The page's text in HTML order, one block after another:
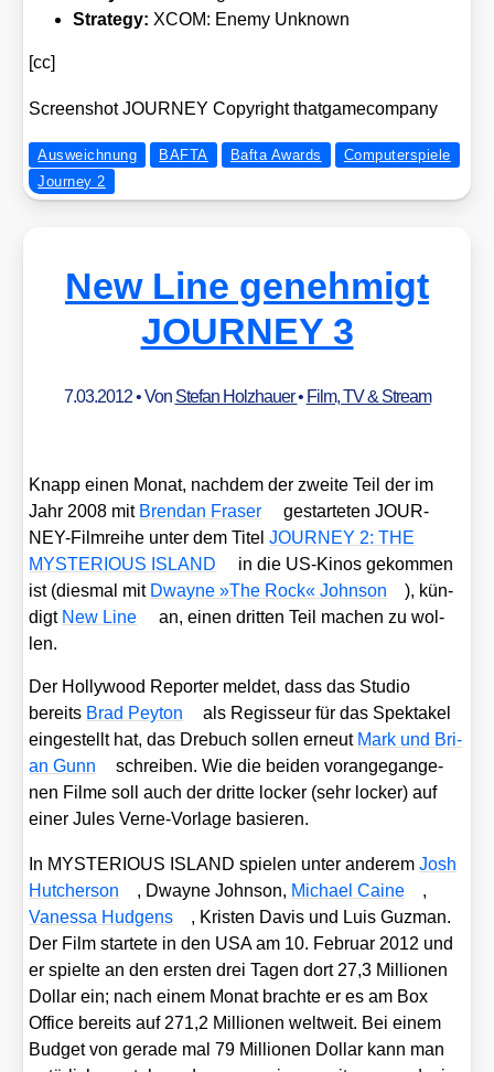
Stra­tegy: XCOM: Ene­my Unknown
[cc]
Screen­shot JOURNEY Copy­right that­game­com­pa­ny
Ausweichnung BAFTA Bafta Awards
Computerspiele
Journey 2
New Line genehmigt
JOURNEY 3
7.03.2012• Von Stefan Holzhauer• Film, TV & Stream
Knapp einen Monat, nach­dem der zwei­te Teil der im
Jahr 2008 mit Brendan Fraser
gestar­te­ten JOUR­
NEY-Film­rei­he unter dem TitelJOURNEY 2: THE
MYSTERIOUS ISLAND
in die US-Kinos gekom­men
ist (dies­mal mit Dway­ne »The Rock« John­son
), kün­
digt New Line
an, einen drit­ten Teil machen zu wol­
len.
Der Hol­ly­wood Repor­ter mel­det, dass das Stu­dio
bereits Brad Pey­ton
als Regis­seur für das Spek­ta­kel
ein­ge­stellt hat, das Dre­buch sol­len erneut Mark und Bri­
an Gunn
schrei­ben. Wie die bei­den vor­an­ge­gan­ge­
nen Fil­me soll auch der drit­te locker (sehr locker) auf
einer Jules Ver­ne-Vor­la­ge basie­ren.
In MYSTERIOUS ISLAND spie­len unter ande­remJosh
Hut­cher­son
, Dway­ne John­son, Micha­el Cai­ne
,
Vanes­sa Hud­gens
, Kris­ten Davis und Luis Guz­man.
Der Film star­te­te in den USA am 10. Febru­ar 2012 und
er spiel­te an den ers­ten drei Tagen dort 27,3 Mil­lio­nen
Dol­lar ein; nach einem Monat brach­te er es am Box
Office bereits auf 271,2 Mil­lio­nen welt­weit. Bei einem
Bud­get von gera­de mal 79 Mil­lio­nen Dol­lar kann man